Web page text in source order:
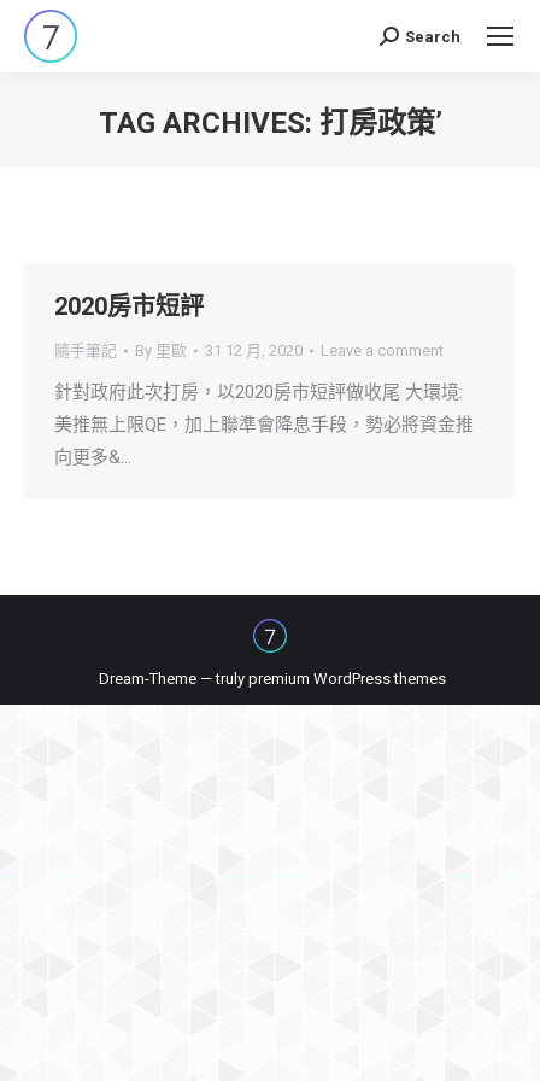
Search:
Search
TAG ARCHIVES: 打房政策’
2020房市短評
隨手筆記 By 里歐 31 12 月, 2020 Leave a comment
針對政府此次打房，以2020房市短評做收尾 大環境:
美推無上限QE，加上聯準會降息手段，勢必將資金推
向更多&…
Dream-Theme — truly premium WordPress themes